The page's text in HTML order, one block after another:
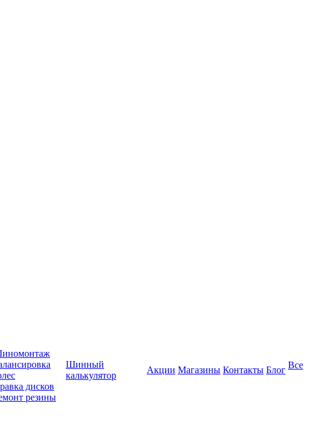
дисков
резины
Шинный
калькулятор
Акции Магазины Контакты Блог Все